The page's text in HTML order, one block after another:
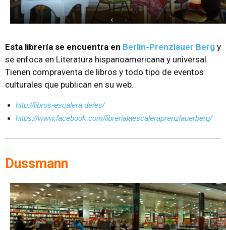
Esta librería se encuentra en Berlin-Prenzlauer Berg y
se enfoca en Literatura hispanoamericana y universal.
Tienen compraventa de libros y todo tipo de eventos
culturales que publican en su web.
http://libros-escalera.de/es/
https://www.facebook.com/librerialaescaleraprenzlauerberg/
Dussmann